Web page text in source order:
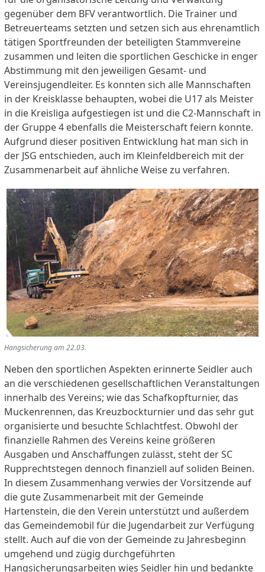
gegenüber dem BFV verantwortlich. Die Trainer und
Betreuerteams setzten und setzen sich aus ehrenamtlich
tätigen Sportfreunden der beteiligten Stammvereine
zusammen und leiten die sportlichen Geschicke in enger
Abstimmung mit den jeweiligen Gesamt- und
Vereinsjugendleiter. Es konnten sich alle Mannschaften
in der Kreisklasse behaupten, wobei die U17 als Meister
in die Kreisliga aufgestiegen ist und die C2-Mannschaft in
der Gruppe 4 ebenfalls die Meisterschaft feiern konnte.
Aufgrund dieser positiven Entwicklung hat man sich in
der JSG entschieden, auch im Kleinfeldbereich mit der
Zusammenarbeit auf ähnliche Weise zu verfahren.
Hangsicherung am 22.03.
Neben den sportlichen Aspekten erinnerte Seidler auch
an die verschiedenen gesellschaftlichen Veranstaltungen
innerhalb des Vereins; wie das Schafkopfturnier, das
Muckenrennen, das Kreuzbockturnier und das sehr gut
organisierte und besuchte Schlachtfest. Obwohl der
finanzielle Rahmen des Vereins keine größeren
Ausgaben und Anschaffungen zulässt, steht der SC
Rupprechtstegen dennoch finanziell auf soliden Beinen.
In diesem Zusammenhang verwies der Vorsitzende auf
die gute Zusammenarbeit mit der Gemeinde
Hartenstein, die den Verein unterstützt und außerdem
das Gemeindemobil für die Jugendarbeit zur Verfügung
stellt. Auch auf die von der Gemeinde zu Jahresbeginn
umgehend und zügig durchgeführten
Hangsicherungsarbeiten wies Seidler hin und bedankte